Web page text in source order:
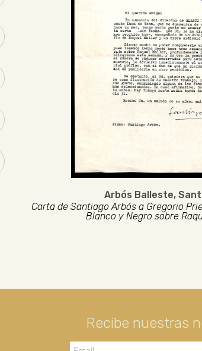
Arbós Balleste,
Carta de Santiago Arbós a Gregorio
Blanco y Negro sobre
Recibe nuestras